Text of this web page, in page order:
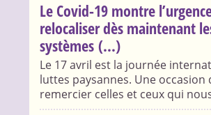
Le Covid-19 montre
relocaliser dès maintenant
systèmes (...)
Le 17 avril est la journée
luttes paysannes. Une occasion
remercier celles et ceux qui